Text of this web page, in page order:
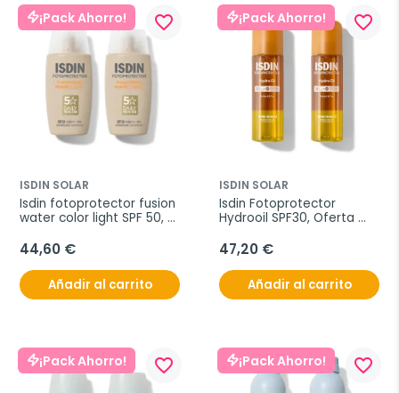
¡Pack Ahorro! favorite_border
ISDIN SOLAR
Isdin fotoprotector fusion
water color light SPF 50,
44,60 €
Añadir al carrito
¡Pack Ahorro! favorite_border
ISDIN SOLAR
Isdin Fotoprotector
Hydrooil SPF30, Oferta
47,20 €
Añadir al carrito
¡Pack Ahorro! favorite_border ¡Pack Ahorro! favorite_border